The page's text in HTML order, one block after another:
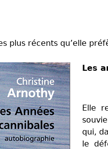
plus récents qu’elle
Les
Elle
qui,
le